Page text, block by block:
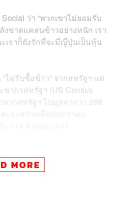
ว่า “พวกเขาไม่ยอมรับ
งขาดแคลนข้าวอย่างหนัก เรา
เราก็ยังรักที่จะมีญี่ปุ่นเป็นหุ้น
ม่รับซื้อข้าว” จากสหรัฐฯ แต่
ากรสหรัฐฯ (US Census
ากสหรัฐฯ ไปมูลค่ากว่า 298
ะระหว่างเดือนมกราคม-
ณะนี้ญี่ปุ่นยังคงเจรจาการค้า
รัฐบาลญี่ปุ่นรับทราบคำกล่าว
MORE